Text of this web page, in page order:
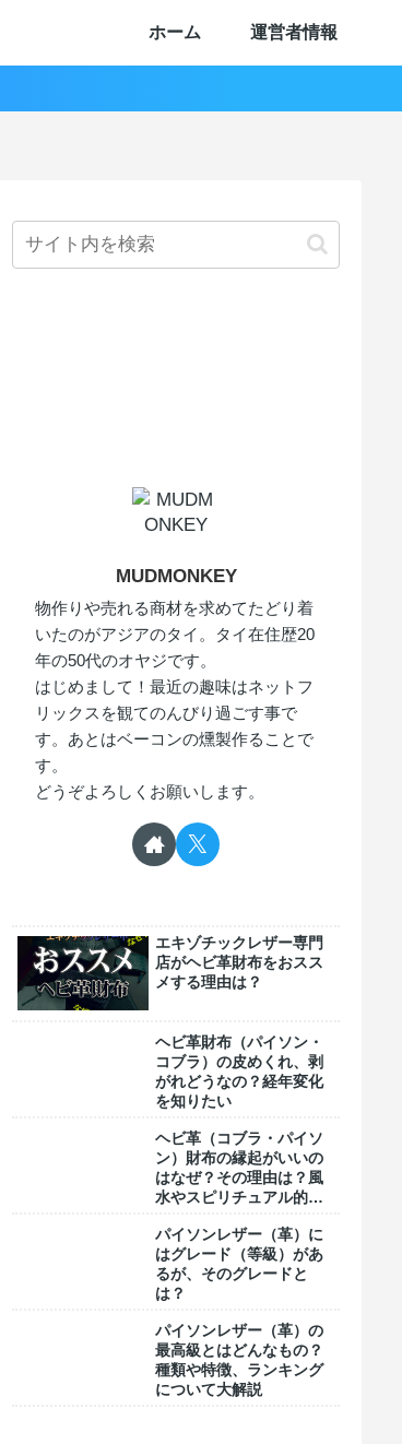
ホーム 運営者情報
MUDMONKEY
物作りや売れる商材を求めてたどり着
いたのがアジアのタイ。タイ在住歴20
年の50代のオヤジです。
はじめまして！最近の趣味はネットフ
リックスを観てのんびり過ごす事で
す。あとはベーコンの燻製作ることで
す。
どうぞよろしくお願いします。
エキゾチックレザー専門
店がヘビ革財布をおスス
メする理由は？
ヘビ革財布（パイソン・
コブラ）の皮めくれ、剥
がれどうなの？経年変化
を知りたい
ヘビ革（コブラ・パイソ
ン）財布の縁起がいいの
はなぜ？その理由は？風
水やスピリチュアル的な
パイソンレザー（革）に
はグレード（等級）があ
るが、そのグレードと
は？
パイソンレザー（革）の
最高級とはどんなもの？
種類や特徴、ランキング
について大解説